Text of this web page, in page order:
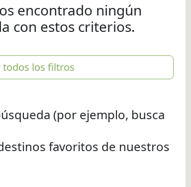
encontrado ningún
con estos criterios.
todos los filtros
(por ejemplo, busca
favoritos de nuestros